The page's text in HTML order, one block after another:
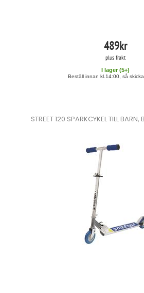
489kr
plus frakt
I lager (5+)
Beställ innan kl.14:00, så
STREET 120 SPARKCYKEL TILL BARN,